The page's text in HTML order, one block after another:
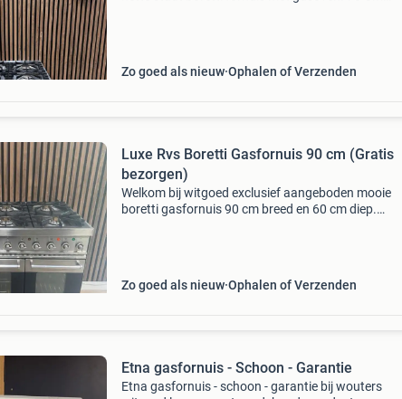
Zo goed als nieuw Ophalen of Verzenden
Luxe Rvs Boretti Gasfornuis 90 cm (Gratis
bezorgen)
Welkom bij witgoed exclusief aangeboden mooie
boretti gasfornuis 90 cm breed en 60 cm diep.
Zo goed als nieuw Ophalen of Verzenden
Etna gasfornuis - Schoon - Garantie
Etna gasfornuis - schoon - garantie bij wouters